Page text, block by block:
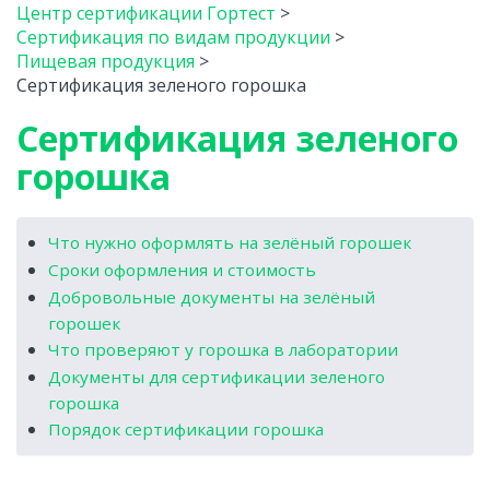
Центр сертификации Гортест >
Сертификация по видам продукции >
Пищевая продукция >
Сертификация зеленого горошка
Сертификация зеленого
горошка
Что нужно оформлять на зелёный горошек
Сроки оформления и стоимость
Добровольные документы на зелёный
горошек
Что проверяют у горошка в лаборатории
Документы для сертификации зеленого
горошка
Порядок сертификации горошка